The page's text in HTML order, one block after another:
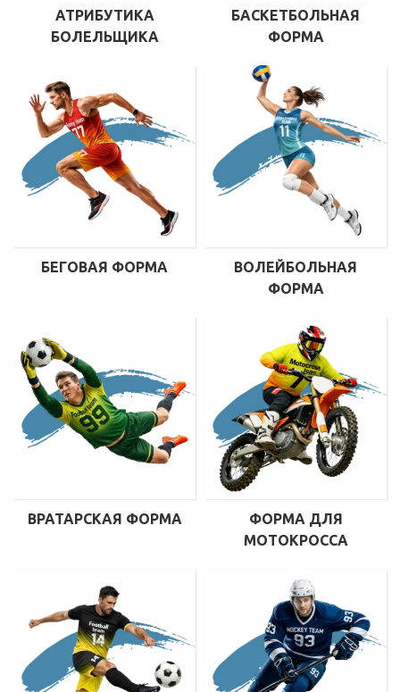
АТРИБУТИКА
БОЛЕЛЬЩИКА
БАСКЕТБОЛЬНАЯ
ФОРМА
БЕГОВАЯ ФОРМА
ВОЛЕЙБОЛЬНАЯ
ФОРМА
ВРАТАРСКАЯ ФОРМА
ФОРМА ДЛЯ
МОТОКРОССА